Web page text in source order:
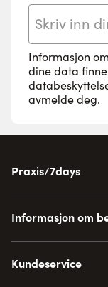
Informasjon
dine data
avmelde deg.
Praxis/7days
Informasjon om
Kundeservice